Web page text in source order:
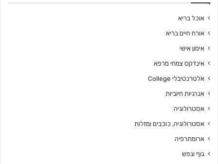
אוכל בריא
אורח חיים בריא
אימון אישי
אינדקס צמחי מרפא
אלטרנטיבלי College
אנרגיות חיוביות
אסטרולוגיה
אסטרולוגיה, כוכבים ומזלות
ארומתרפיה
גוף ונפש